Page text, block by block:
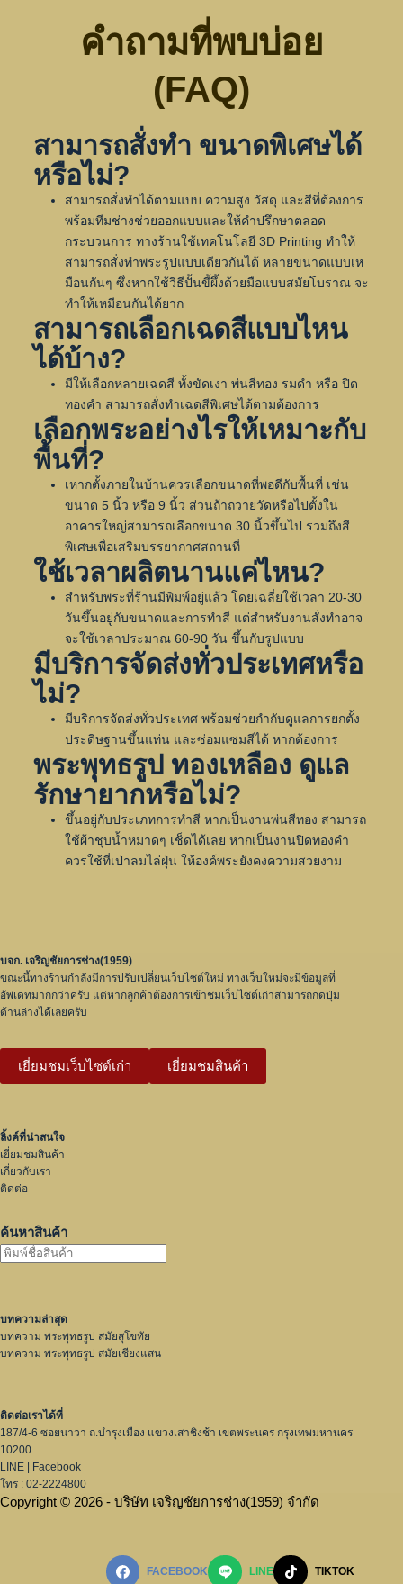
คำถามที่พบบ่อย
(FAQ)
สามารถสั่งทำ ขนาดพิเศษได้
หรือไม่?
สามารถสั่งทำได้ตามแบบ ความสูง วัสดุ และสีที่ต้องการ
พร้อมทีมช่างช่วยออกแบบและให้คำปรึกษาตลอด
กระบวนการ ทางร้านใช้เทคโนโลยี 3D Printing ทำให้
สามารถสั่งทำพระรูปแบบเดียวกันได้ หลายขนาดแบบเห
มือนกันๆ ซึ่งหากใช้วิธีปั้นขี้ผึ้งด้วยมือแบบสมัยโบราณ จะ
ทำให้เหมือนกันได้ยาก
สามารถเลือกเฉดสีแบบไหน
ได้บ้าง?
มีให้เลือกหลายเฉดสี ทั้งขัดเงา พ่นสีทอง รมดำ หรือ ปิด
ทองคำ สามารถสั่งทำเฉดสีพิเศษได้ตามต้องการ
เลือกพระอย่างไรให้เหมาะกับ
พื้นที่?
เหากตั้งภายในบ้านควรเลือกขนาดที่พอดีกับพื้นที่ เช่น
ขนาด 5 นิ้ว หรือ 9 นิ้ว ส่วนถ้าถวายวัดหรือไปตั้งใน
อาคารใหญ่สามารถเลือกขนาด 30 นิ้วขึ้นไป รวมถึงสี
พิเศษเพื่อเสริมบรรยากาศสถานที่
ใช้เวลาผลิตนานแค่ไหน?
สำหรับพระที่ร้านมีพิมพ์อยู่แล้ว โดยเฉลี่ยใช้เวลา 20-30
วันขึ้นอยู่กับขนาดและการทำสี แต่สำหรับงานสั่งทำอาจ
จะใช้เวลาประมาณ 60-90 วัน ขึ้นกับรูปแบบ
มีบริการจัดส่งทั่วประเทศหรือ
ไม่?
มีบริการจัดส่งทั่วประเทศ พร้อมช่วยกำกับดูแลการยกตั้ง
ประดิษฐานขึ้นแท่น และซ่อมแซมสีได้ หากต้องการ
พระพุทธรูป ทองเหลือง ดูแล
รักษายากหรือไม่?
ขึ้นอยู่กับประเภทการทำสี หากเป็นงานพ่นสีทอง สามารถ
ใช้ผ้าชุบน้ำหมาดๆ เช็ดได้เลย หากเป็นงานปิดทองคำ
ควรใช้ที่เป่าลมไล่ฝุ่น ให้องค์พระยังคงความสวยงาม
บจก. เจริญชัยการช่าง(1959)
ขณะนี้ทางร้านกำลังมีการปรับเปลี่ยนเว็บไซต์ใหม่ ทางเว็บใหม่จะมีข้อมูลที่
อัพเดทมากกว่าครับ แต่หากลูกค้าต้องการเข้าชมเว็บไซต์เก่าสามารถกดปุ่ม
ด้านล่างได้เลยครับ
เยี่ยมชมเว็บไซต์เก่า เยี่ยมชมสินค้า
ลิ้งค์ที่น่าสนใจ
เยี่ยมชมสินค้า
เกี่ยวกับเรา
ติดต่อ
ค้นหาสินค้า
บทความล่าสุด
บทความ พระพุทธรูป สมัยสุโขทัย
บทความ พระพุทธรูป สมัยเชียงแสน
ติดต่อเราได้ที่
187/4-6 ซอยนาวา ถ.บำรุงเมือง แขวงเสาชิงช้า เขตพระนคร กรุงเทพมหานคร
10200
LINE | Facebook
โทร : 02-2224800
Copyright © 2026 - บริษัท เจริญชัยการช่าง(1959) จำกัด
FACEBOOK LINE TIKTOK